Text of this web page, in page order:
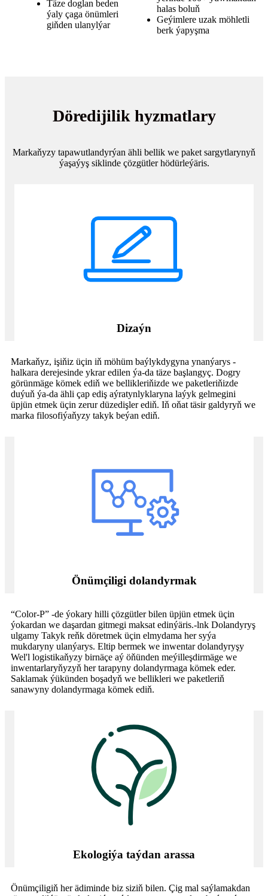
Täze doglan beden
ýaly çaga önümleri
giňden ulanylýar
halas boluň
Geýimlere uzak möhletli
berk ýapyşma
Döredijilik hyzmatlary
Markaňyzy tapawutlandyrýan ähli bellik we paket sargytlarynyň
ýaşaýyş siklinde çözgütler hödürleýäris.
Dizaýn
Markaňyz, işiňiz üçin iň möhüm baýlykdygyna ynanýarys -
halkara derejesinde ykrar edilen ýa-da täze başlangyç. Dogry
görünmäge kömek ediň we bellikleriňizde we paketleriňizde
duýuň ýa-da ähli çap ediş aýratynlyklaryna laýyk gelmegini
üpjün etmek üçin zerur düzedişler ediň. Iň oňat täsir galdyryň we
marka filosofiýaňyzy takyk beýan ediň.
Önümçiligi dolandyrmak
“Color-P” -de ýokary hilli çözgütler bilen üpjün etmek üçin
ýokardan we daşardan gitmegi maksat edinýäris.-lnk Dolandyryş
ulgamy Takyk reňk döretmek üçin elmydama her syýa
mukdaryny ulanýarys. Eltip bermek we inwentar dolandyryşy
Wel'l logistikaňyzy birnäçe aý öňünden meýilleşdirmäge we
inwentarlaryňyzyň her tarapyny dolandyrmaga kömek eder.
Saklamak ýükünden boşadyň we bellikleri we paketleriň
sanawyny dolandyrmaga kömek ediň.
Ekologiýa taýdan arassa
Önümçiligiň her ädiminde biz siziň bilen. Çig mal saýlamakdan